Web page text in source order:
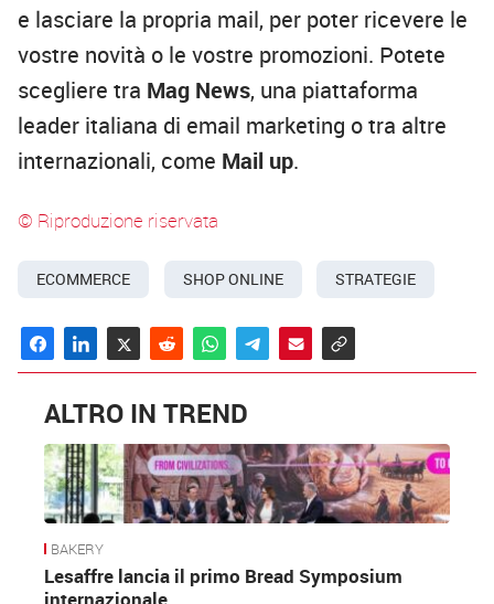
e lasciare la propria mail, per poter ricevere le
vostre novità o le vostre promozioni. Potete
scegliere tra Mag News, una piattaforma
leader italiana di email marketing o tra altre
internazionali, come Mail up.
© Riproduzione riservata
ECOMMERCE SHOP ONLINE STRATEGIE
ALTRO IN TREND
BAKERY
Lesaffre lancia il primo Bread Symposium